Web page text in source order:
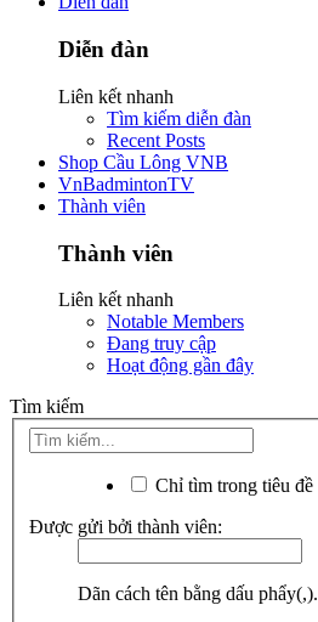
Diễn đàn
Liên kết nhanh
Tìm kiếm diễn đàn
Recent Posts
Shop Cầu Lông VNB
VnBadmintonTV
Thành viên
Thành viên
Liên kết nhanh
Notable Members
Đang truy cập
Hoạt động gần đây
Tìm kiếm
Chỉ tìm trong tiêu đề
Được gửi bởi thành viên:
Dãn cách tên bằng dấu phẩy(,).